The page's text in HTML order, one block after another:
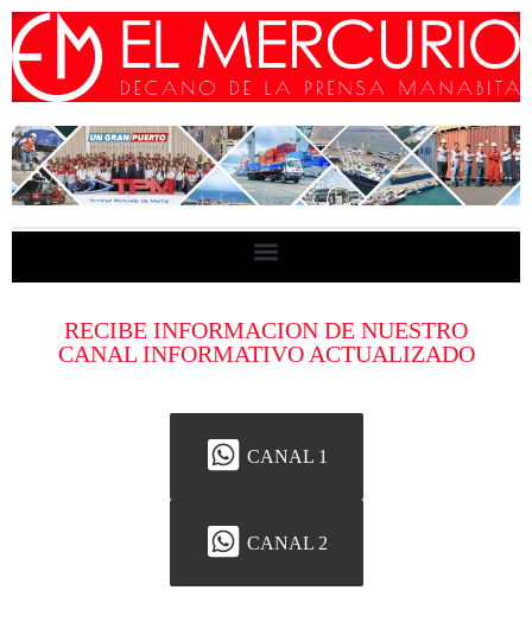
RECIBE INFORMACION DE NUESTRO
CANAL INFORMATIVO ACTUALIZADO
CANAL 1
CANAL 2